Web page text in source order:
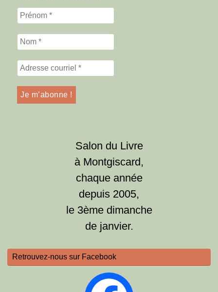
Salon du Livre
à Montgiscard,
chaque année
depuis 2005,
le 3ème dimanche
de janvier.
Retrouvez-nous sur Facebook